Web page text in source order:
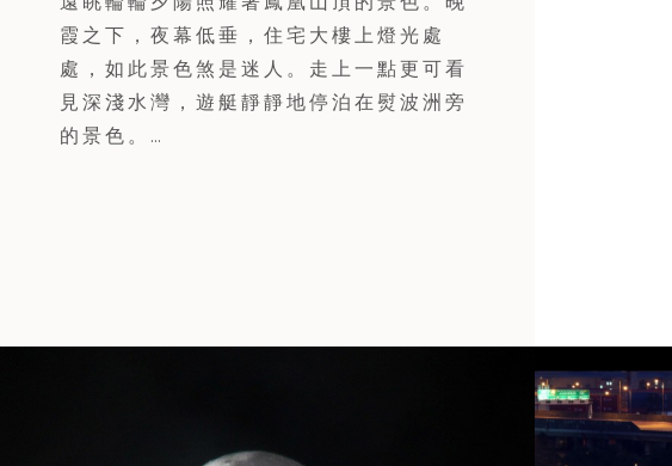
霞之下，夜幕低垂，住宅大樓上燈光處
處，如此景色煞是迷人。走上一點更可看
見深淺水灣，遊艇靜靜地停泊在熨波洲旁
的景色。…